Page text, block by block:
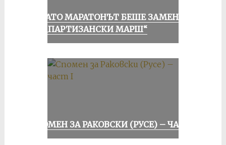
КОГАТО МАРАТОНЪТ БЕШЕ ЗАМЕНЕН
ОТ „ПАРТИЗАНСКИ МАРШ“
СПОМЕН ЗА РАКОВСКИ (РУСЕ) – ЧАСТ I